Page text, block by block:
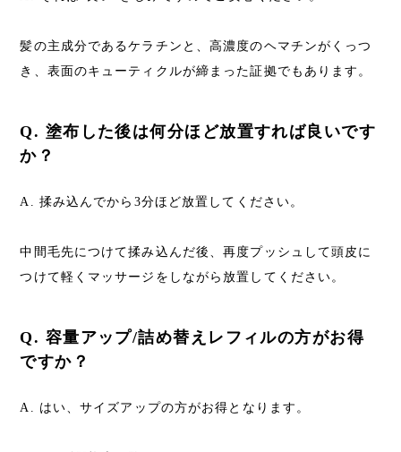
髪の主成分であるケラチンと、高濃度のヘマチンがくっつ
き、表面のキューティクルが締まった証拠でもあります。
Q. 塗布した後は何分ほど放置すれば良いです
か？
A. 揉み込んでから3分ほど放置してください。
中間毛先につけて揉み込んだ後、再度プッシュして頭皮に
つけて軽くマッサージをしながら放置してください。
Q. 容量アップ/詰め替えレフィルの方がお得
ですか？
A. はい、サイズアップの方がお得となります。